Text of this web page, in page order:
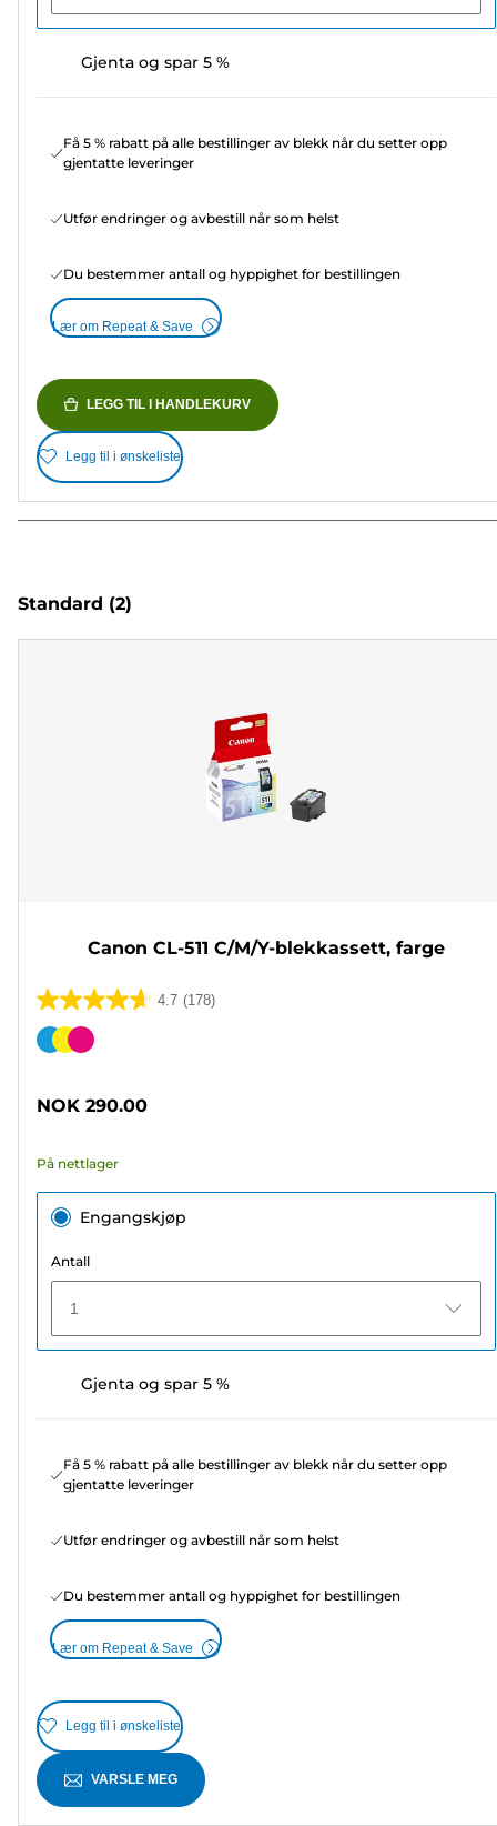
Gjenta og spar 5 %
Få 5 % rabatt på alle bestillinger av blekk når du setter opp
gjentatte leveringer
Utfør endringer og avbestill når som helst
Du bestemmer antall og hyppighet for bestillingen
Lær om Repeat & Save
LEGG TIL I HANDLEKURV
Legg til i ønskeliste
Standard (2)
Canon CL-511 C/M/Y-blekkassett, farge
4.7 (178)
4.7
av
178
Fargekassett
NOK 290.00
På nettlager
Engangskjøp
Antall
1
Gjenta og spar 5 %
Få 5 % rabatt på alle bestillinger av blekk når du setter opp
gjentatte leveringer
Utfør endringer og avbestill når som helst
Du bestemmer antall og hyppighet for bestillingen
Lær om Repeat & Save
Legg til i ønskeliste
VARSLE MEG